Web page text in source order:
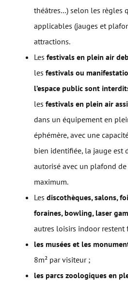
théâtres…) selon les règles
applicables (jauges et
attractions.
Les festivals en plein air
les festivals ou
l’espace public sont
les festivals en plein air
dans un équipement en
éphémère, avec une
bien identifiée, la jauge est
autorisé avec un plafond
maximum.
Les discothèques, salons,
foraines, bowling, laser
autres loisirs indoor restent
les musées et les
8m² par visiteur ;
les parcs zoologiques en